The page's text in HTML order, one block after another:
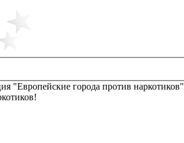
"Европейские города против наркотиков"